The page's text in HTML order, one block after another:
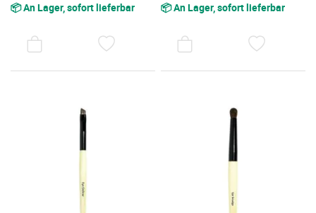
📦 An Lager, sofort lieferbar 📦 An Lager, sofort lieferbar